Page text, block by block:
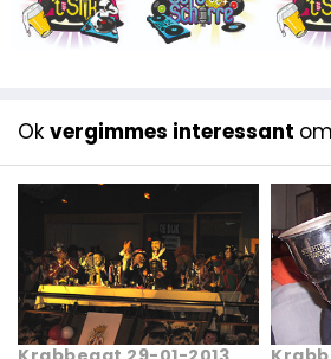
Ok vergimmes interessant